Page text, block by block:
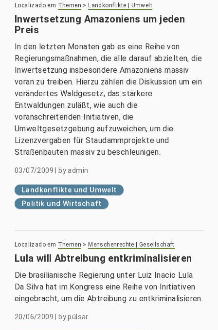
Localizado em Themen > Landkonflikte | Umwelt
Inwertsetzung Amazoniens um jeden
Preis
In den letzten Monaten gab es eine Reihe von
Regierungsmaßnahmen, die alle darauf abzielten, die
Inwertsetzung insbesondere Amazoniens massiv
voran zu treiben. Hierzu zählen die Diskussion um ein
verändertes Waldgesetz, das stärkere
Entwaldungen zuläßt, wie auch die
voranschreitenden Initiativen, die
Umweltgesetzgebung aufzuweichen, um die
Lizenzvergaben für Staudammprojekte und
Straßenbauten massiv zu beschleunigen.
03/07/2009 byadmin
Landkonflikte und Umwelt
Politik und Wirtschaft
Localizado em Themen > Menschenrechte | Gesellschaft
Lula will Abtreibung entkriminalisieren
Die brasilianische Regierung unter Luiz Inacio Lula
Da Silva hat im Kongress eine Reihe von Initiativen
eingebracht, um die Abtreibung zu entkriminalisieren.
20/06/2009 bypúlsar